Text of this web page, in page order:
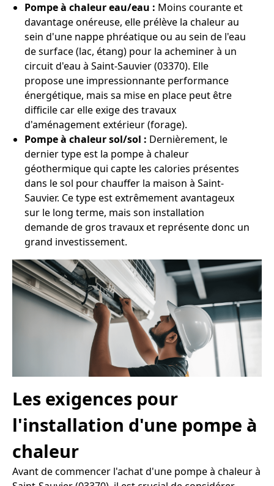
Pompe à chaleur eau/eau : Moins courante et
davantage onéreuse, elle prélève la chaleur au
sein d'une nappe phréatique ou au sein de l'eau
de surface (lac, étang) pour la acheminer à un
circuit d'eau à Saint-Sauvier (03370). Elle
propose une impressionnante performance
énergétique, mais sa mise en place peut être
difficile car elle exige des travaux
d'aménagement extérieur (forage).
Pompe à chaleur sol/sol : Dernièrement, le
dernier type est la pompe à chaleur
géothermique qui capte les calories présentes
dans le sol pour chauffer la maison à Saint-
Sauvier. Ce type est extrêmement avantageux
sur le long terme, mais son installation
demande de gros travaux et représente donc un
grand investissement.
Les exigences pour
l'installation d'une pompe à
chaleur
Avant de commencer l'achat d'une pompe à chaleur à